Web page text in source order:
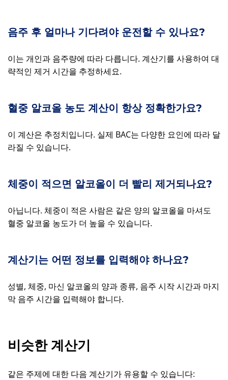
음주 후 얼마나 기다려야 운전할 수 있나요?
이는 개인과 음주량에 따라 다릅니다. 계산기를 사용하여 대
략적인 제거 시간을 추정하세요.
혈중 알코올 농도 계산이 항상 정확한가요?
이 계산은 추정치입니다. 실제 BAC는 다양한 요인에 따라 달
라질 수 있습니다.
체중이 적으면 알코올이 더 빨리 제거되나요?
아닙니다. 체중이 적은 사람은 같은 양의 알코올을 마셔도
혈중 알코올 농도가 더 높을 수 있습니다.
계산기는 어떤 정보를 입력해야 하나요?
성별, 체중, 마신 알코올의 양과 종류, 음주 시작 시간과 마지
막 음주 시간을 입력해야 합니다.
비슷한 계산기
같은 주제에 대한 다음 계산기가 유용할 수 있습니다: